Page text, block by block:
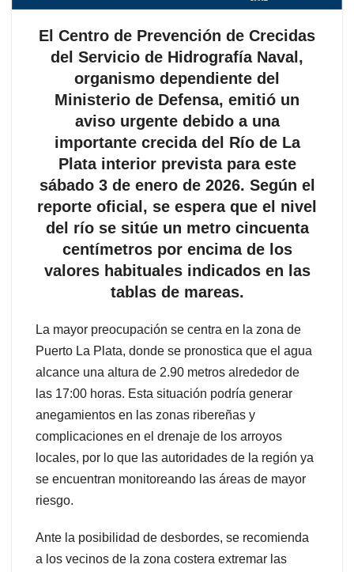
El Centro de Prevención de Crecidas
del Servicio de Hidrografía Naval,
organismo dependiente del
Ministerio de Defensa, emitió un
aviso urgente debido a una
importante crecida del Río de La
Plata interior prevista para este
sábado 3 de enero de 2026. Según el
reporte oficial, se espera que el nivel
del río se sitúe un metro cincuenta
centímetros por encima de los
valores habituales indicados en las
tablas de mareas.
La mayor preocupación se centra en la zona de
Puerto La Plata, donde se pronostica que el agua
alcance una altura de 2.90 metros alrededor de
las 17:00 horas. Esta situación podría generar
anegamientos en las zonas ribereñas y
complicaciones en el drenaje de los arroyos
locales, por lo que las autoridades de la región ya
se encuentran monitoreando las áreas de mayor
riesgo.
Ante la posibilidad de desbordes, se recomienda
a los vecinos de la zona costera extremar las